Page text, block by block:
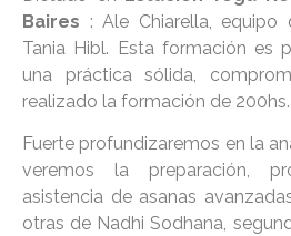
Baires : Ale Chiarella, equipo
Tania Hibl. Esta formación es
una práctica sólida,
realizado la formación de 200hs.
Fuerte profundizaremos en la
veremos la preparación,
asistencia de asanas
otras de Nadhi Sodhana,